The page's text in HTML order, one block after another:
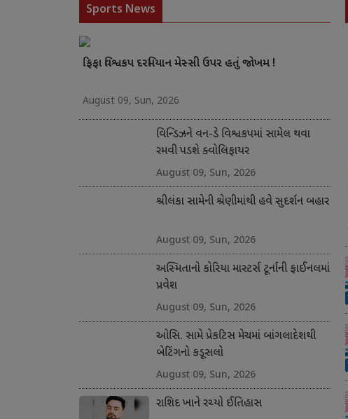
Sports News
ફિફા વિશ્વકપ દરમિયાન મેસ્સી ઉપર હતું જોખમ !
August 09, Sun, 2026
વિન્ડિઝને વન-ડે વિશ્વકપમાં સામેલ થવા
રમવી પડશે ક્વોલિફાયર
August 09, Sun, 2026
શ્રીલંકા સામેની શ્રેણીમાંથી હવે સુદર્શન બહાર
August 09, Sun, 2026
અસ્મિતાનો કોરિયા માસ્ટર્સ ટૂર્નાની ફાઈનલમાં
પ્રવેશ
August 09, Sun, 2026
ઓસિ. સામે પ્રેકટિસ મેચમાં બાંગલાદેશથી
બેટિંગનો કડૂસલો
August 09, Sun, 2026
રાશિદ ખાને રચ્યો ઈતિહાસ